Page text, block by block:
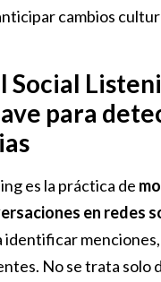
cambios
Social
para
es la práctica de
en redes
identificar
No se trata solo